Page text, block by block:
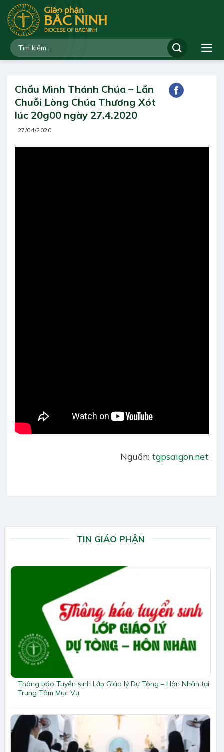
qua
dung
Chầu Mình Thánh Chúa – Lần
Chuỗi Lòng Chúa Thương Xót
lúc 20g00 ngày 27.4.2020
27/04/2020
Nguồn: tgpsaigon.net
TIN GIÁO PHẬN
Thông báo Tuyển sinh Lớp Giáo lý Dự Tòng – Hôn Nhân tại
Trung Tâm Mục Vụ